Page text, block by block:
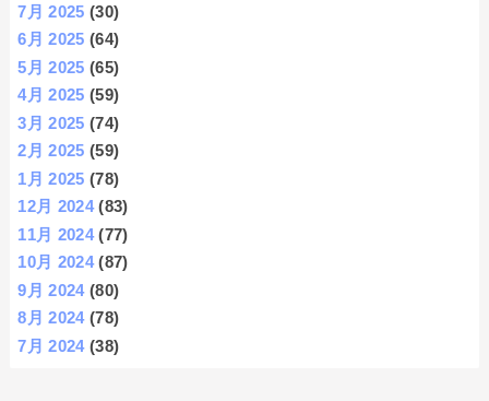
7月 2025 (30)
6月 2025 (64)
5月 2025 (65)
4月 2025 (59)
3月 2025 (74)
2月 2025 (59)
1月 2025 (78)
12月 2024(83)
11月 2024(77)
10月 2024(87)
9月 2024(80)
8月 2024(78)
7月 2024(38)